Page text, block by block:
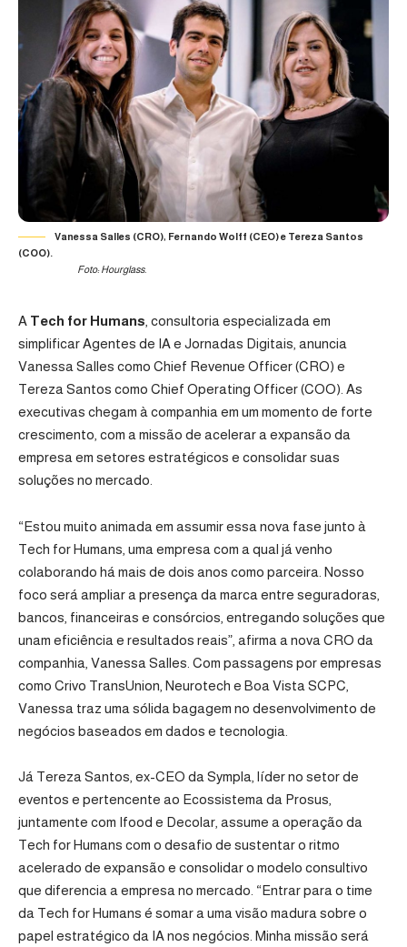
Vanessa Salles (CRO), Fernando Wolff (CEO) e Tereza Santos
(COO).
Foto: Hourglass.
A Tech for Humans , consultoria especializada em
simplificar Agentes de IA e Jornadas Digitais, anuncia
Vanessa Salles como Chief Revenue Officer (CRO) e
Tereza Santos como Chief Operating Officer (COO). As
executivas chegam à companhia em um momento de forte
crescimento, com a missão de acelerar a expansão da
empresa em setores estratégicos e consolidar suas
soluções no mercado.
“Estou muito animada em assumir essa nova fase junto à
Tech for Humans, uma empresa com a qual já venho
colaborando há mais de dois anos como parceira. Nosso
foco será ampliar a presença da marca entre seguradoras,
bancos, financeiras e consórcios, entregando soluções que
unam eficiência e resultados reais”, afirma a nova CRO da
companhia, Vanessa Salles. Com passagens por empresas
como Crivo TransUnion, Neurotech e Boa Vista SCPC,
Vanessa traz uma sólida bagagem no desenvolvimento de
negócios baseados em dados e tecnologia.
Já Tereza Santos, ex-CEO da Sympla, líder no setor de
eventos e pertencente ao Ecossistema da Prosus,
juntamente com Ifood e Decolar, assume a operação da
Tech for Humans com o desafio de sustentar o ritmo
acelerado de expansão e consolidar o modelo consultivo
que diferencia a empresa no mercado. “Entrar para o time
da Tech for Humans é somar a uma visão madura sobre o
papel estratégico da IA nos negócios. Minha missão será